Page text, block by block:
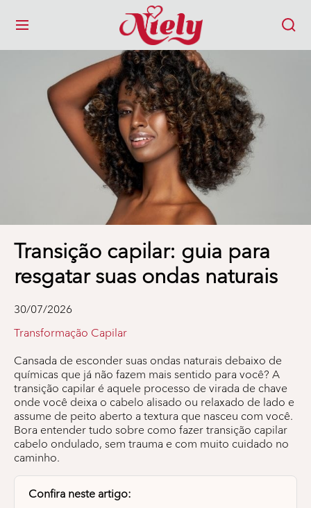
MENU
Transição capilar: guia para
resgatar suas ondas naturais
30/07/2026
Transformação Capilar
Cansada de esconder suas ondas naturais debaixo de
químicas que já não fazem mais sentido para você? A
transição capilar é aquele processo de virada de chave
onde você deixa o cabelo alisado ou relaxado de lado e
assume de peito aberto a textura que nasceu com você.
Bora entender tudo sobre como fazer transição capilar
cabelo ondulado, sem trauma e com muito cuidado no
caminho.
Confira neste artigo: